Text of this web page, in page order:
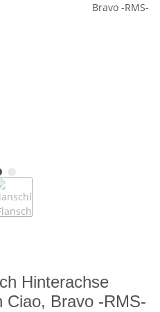
Hinterachse
Ciao, Bravo -RMS-